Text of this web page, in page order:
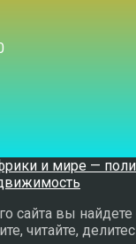
сайта вы
читайте,